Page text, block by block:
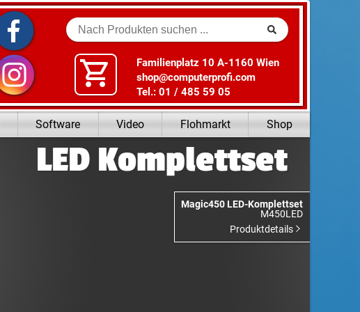
Suche
Familienplatz 10 A-1160 Wien
shop@computerprofi.com
Tel.: 01 / 485 59 05
Software Video Flohmarkt Shop
LED Komplettset
Magic450 LED-Komplettset
M450LED
Produktdetails